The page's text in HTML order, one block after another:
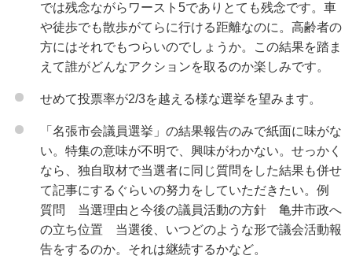
では残念ながらワースト5でありとても残念です。車
や徒歩でも散歩がてらに行ける距離なのに。高齢者の
方にはそれでもつらいのでしょうか。この結果を踏ま
えて誰がどんなアクションを取るのか楽しみです。
せめて投票率が2/3を越える様な選挙を望みます。
「名張市会議員選挙」の結果報告のみで紙面に味がな
い。特集の意味が不明で、興味がわかない。せっかく
なら、独自取材で当選者に同じ質問をした結果も併せ
て記事にするぐらいの努力をしていただきたい。例
質問 当選理由と今後の議員活動の方針 亀井市政へ
の立ち位置 当選後、いつどのような形で議会活動報
告をするのか。それは継続するかなど。